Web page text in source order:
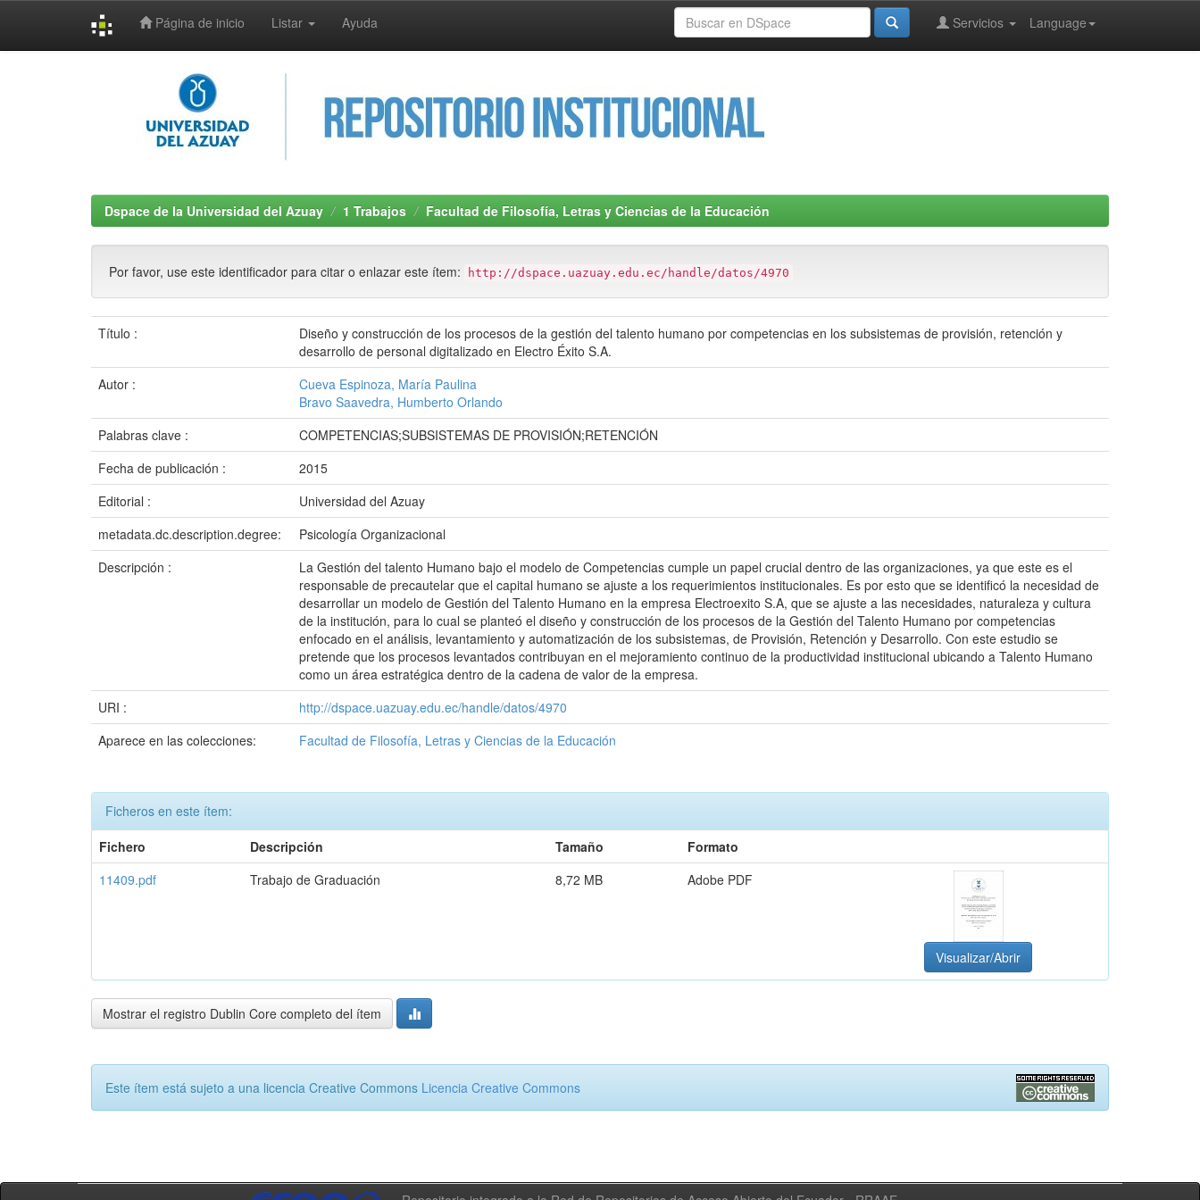
Página de inicio Listar Ayuda Language
Servicios
Dspace de la Universidad del Azuay 1 Trabajos Facultad de Filosofía, Letras y Ciencias de la Educación
Por favor, use este identificador para citar o enlazar este ítem: http://dspace.uazuay.edu.ec/handle/datos/4970
Título :
Diseño y construcción de los procesos de la gestión del talento humano por competencias en los subsistemas de provisión, retención y
desarrollo de personal digitalizado en Electro Éxito S.A.
Autor :
Cueva Espinoza, María Paulina
Bravo Saavedra, Humberto Orlando
Palabras clave :
COMPETENCIAS;SUBSISTEMAS DE PROVISIÓN;RETENCIÓN
Fecha de publicación :
2015
Editorial :
Universidad del Azuay
metadata.dc.description.degree:
Psicología Organizacional
Descripción :
La Gestión del talento Humano bajo el modelo de Competencias cumple un papel crucial dentro de las organizaciones, ya que este es el
responsable de precautelar que el capital humano se ajuste a los requerimientos institucionales. Es por esto que se identificó la necesidad de
desarrollar un modelo de Gestión del Talento Humano en la empresa Electroexito S.A, que se ajuste a las necesidades, naturaleza y cultura
de la institución, para lo cual se planteó el diseño y construcción de los procesos de la Gestión del Talento Humano por competencias
enfocado en el análisis, levantamiento y automatización de los subsistemas, de Provisión, Retención y Desarrollo. Con este estudio se
pretende que los procesos levantados contribuyan en el mejoramiento continuo de la productividad institucional ubicando a Talento Humano
como un área estratégica dentro de la cadena de valor de la empresa.
URI :
http://dspace.uazuay.edu.ec/handle/datos/4970
Aparece en las colecciones:
Facultad de Filosofía, Letras y Ciencias de la Educación
Ficheros en este ítem:
Fichero
Descripción Tamaño
Formato
11409.pdf
Trabajo de Graduación 8,72 MB Adobe PDF
Visualizar/Abrir
Mostrar el registro Dublin Core completo del ítem
Este ítem está sujeto a una licencia Creative Commons Licencia Creative Commons